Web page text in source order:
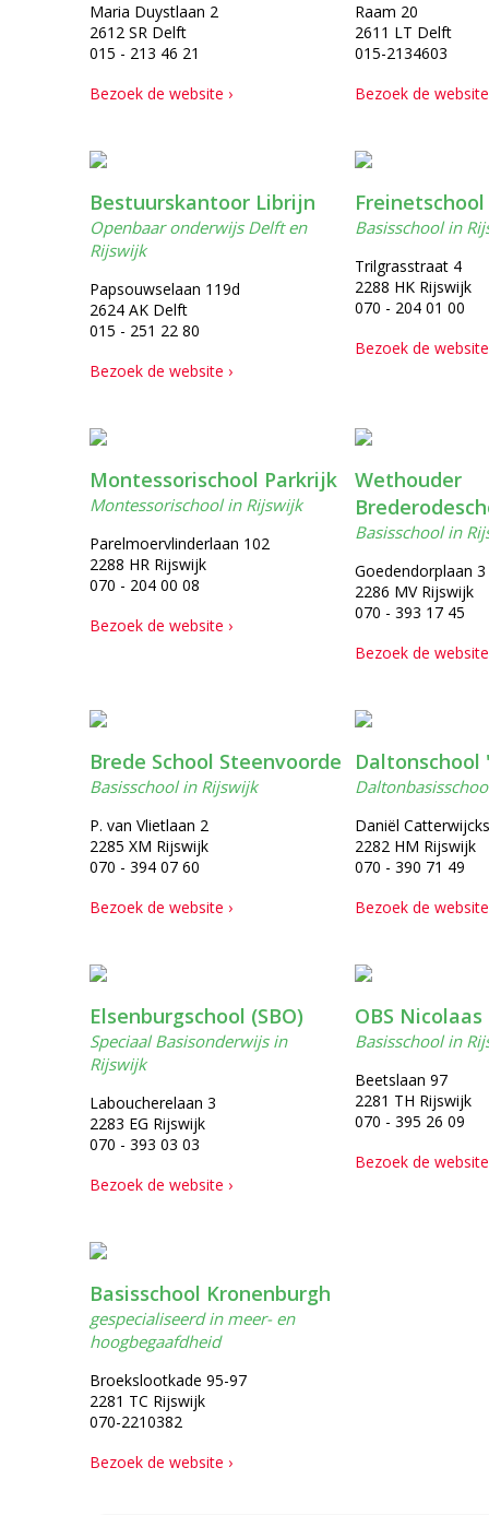
Maria Duystlaan 2
2612 SR Delft
015 - 213 46 21
Bezoek de website ›
Raam 20
2611 LT Delft
015-2134603
Bezoek de website
Bestuurskantoor Librijn
Openbaar onderwijs Delft en
Rijswijk
Papsouwselaan 119d
2624 AK Delft
015 - 251 22 80
Bezoek de website ›
Basisschool in
Trilgrasstraat 4
2288 HK Rijswijk
070 - 204 01 00
Bezoek de website
Montessorischool Parkrijk
Montessorischool in Rijswijk
Parelmoervlinderlaan 102
2288 HR Rijswijk
070 - 204 00 08
Bezoek de website ›
Wethouder
Basisschool in
Goedendorplaan 3
2286 MV Rijswijk
070 - 393 17 45
Bezoek de website
Brede School Steenvoorde
Basisschool in Rijswijk
P. van Vlietlaan 2
2285 XM Rijswijk
070 - 394 07 60
Bezoek de website ›
Daltonschool
Daniël
2282 HM Rijswijk
070 - 390 71 49
Bezoek de website
Elsenburgschool (SBO)
Speciaal Basisonderwijs in
Rijswijk
Laboucherelaan 3
2283 EG Rijswijk
070 - 393 03 03
Bezoek de website ›
OBS
Basisschool in
Beetslaan 97
2281 TH Rijswijk
070 - 395 26 09
Bezoek de website
Basisschool Kronenburgh
gespecialiseerd in meer- en
hoogbegaafdheid
Broekslootkade 95-97
2281 TC Rijswijk
070-2210382
Bezoek de website ›